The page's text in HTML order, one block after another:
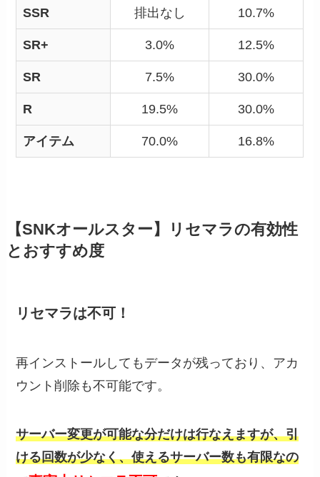
SSR 排出なし 10.7%
SR+ 3.0% 12.5%
SR 7.5% 30.0%
R 19.5% 30.0%
アイテム 70.0% 16.8%
【SNKオールスター】リセマラの有効性
とおすすめ度
リセマラは不可！
再インストールしてもデータが残っており、アカ
ウント削除も不可能です。
サーバー変更が可能な分だけは行なえますが、引
ける回数が少なく、使えるサーバー数も有限なの